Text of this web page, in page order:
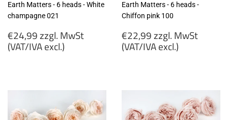
Earth Matters - 6 heads - White
champagne 021
Regular
price
€24,99 zzgl. MwSt
(VAT/IVA excl.)
MwSt
excl.)
Earth Matters - 6 heads -
Chiffon pink 100
Regular
price
€22,99 zzgl. MwSt
(VAT/IVA excl.)
(VAT/IVA
excl.)